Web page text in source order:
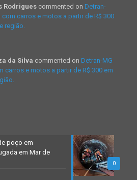
Rodrigues commented on Detran-
com carros e motos a partir de R$ 300
região.
da Silva commented on Detran-MG
carros e motos a partir de R$ 300 em
0
poço em
em Mar de